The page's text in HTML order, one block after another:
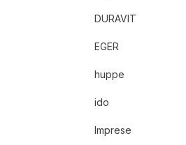
DURAVIT
EGER
huppe
ido
Imprese